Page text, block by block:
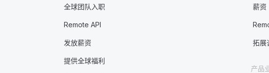
全球团队入职
Remote API
发放薪资
提供全球福利
薪资
拓展
产品